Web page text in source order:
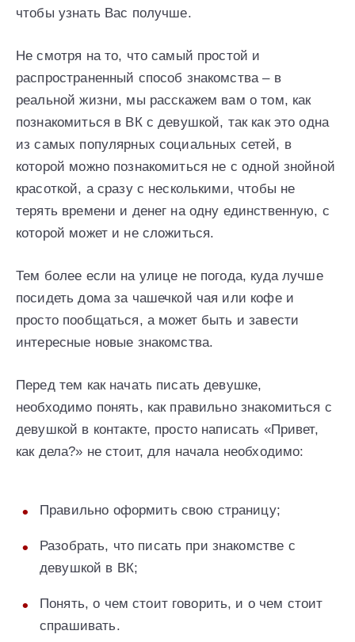
чтобы узнать Вас получше.
Не смотря на то, что самый простой и
распространенный способ знакомства – в
реальной жизни, мы расскажем вам о том, как
познакомиться в ВК с девушкой, так как это одна
из самых популярных социальных сетей, в
которой можно познакомиться не с одной знойной
красоткой, а сразу с несколькими, чтобы не
терять времени и денег на одну единственную, с
которой может и не сложиться.
Тем более если на улице не погода, куда лучше
посидеть дома за чашечкой чая или кофе и
просто пообщаться, а может быть и завести
интересные новые знакомства.
Перед тем как начать писать девушке,
необходимо понять, как правильно знакомиться с
девушкой в контакте, просто написать «Привет,
как дела?» не стоит, для начала необходимо:
Правильно оформить свою страницу;
Разобрать, что писать при знакомстве с
девушкой в ВК;
Понять, о чем стоит говорить, и о чем стоит
спрашивать.